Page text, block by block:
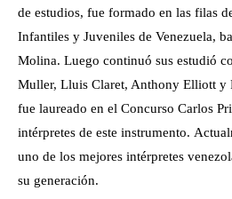
de estudios, fue formado en las filas
Infantiles y Juveniles de Venezuela,
Molina. Luego continuó sus estudió
Muller, Lluis Claret, Anthony Elliott y
fue laureado en el Concurso Carlos
intérpretes de este instrumento.
uno de los mejores intérpretes
su generación.